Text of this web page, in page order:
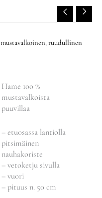
mustavalkoinen,ruudullinen
Hame 100 %
mustavalkoista
puuvillaa
– etuosassa lantiolla
pitsimäinen
nauhakoriste
– vetoketju sivulla
– vuori
– pituus n. 50 cm